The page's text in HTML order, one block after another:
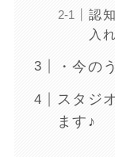
認
入
・今の
スタジ
ます♪